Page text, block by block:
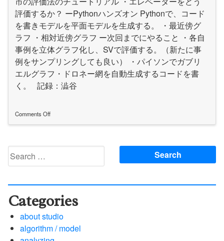
評価するか？ ーPythonハンズオン Pythonで、コード
を書きモデルを平面モデルを生成する。 ・最近傍グ
ラフ ・相対近傍グラフ ー次回までにやること ・各自
事例を立体グラフ化し、SVで評価する。（新たに事
例をサンプリングしても良い） ・パイソンでガブリ
エルグラフ・ドロネー網を自動生成するコードを書
く。 記録：澁谷
Comments Off
Search
for:
Categories
about studio
algorithm / model